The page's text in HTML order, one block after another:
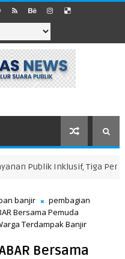
Publik Inklusif, Tiga
banjir
pembagian
Bersama Pemuda
Terdampak Banjir
Bersama